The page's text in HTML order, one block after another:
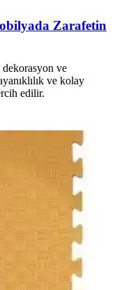
Zarafetin
dekorasyon ve
ve kolay
edilir.